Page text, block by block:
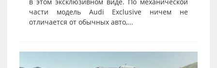
в этом эксклюзивном виде. По механической
части модель Audi Exclusive ничем не
отличается от обычных авто,...